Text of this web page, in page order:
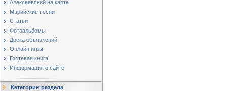
Алексеевский на карте
Марийские песни
Статьи
Фотоальбомы
Доска объявлений
Онлайн игры
Гостевая книга
Информация о сайте
Категории раздела